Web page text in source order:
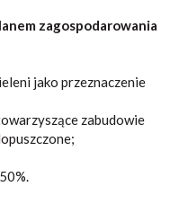
zagospodarowania
jako przeznaczenie
zabudowie